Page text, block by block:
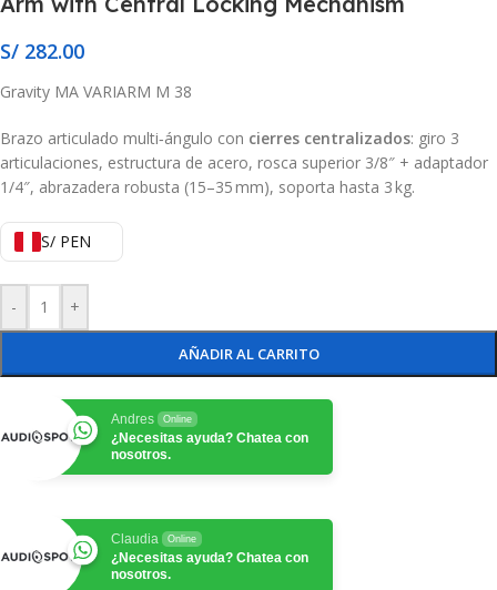
S/ 282.00
Gravity MA VARIARM M 38
Brazo articulado multi‑ángulo con cierres centralizados: giro 3
articulaciones, estructura de acero, rosca superior 3/8″ + adaptador
1/4″, abrazadera robusta (15–35 mm), soporta hasta 3 kg.
S/ PEN
- +
AÑADIR AL CARRITO
Andres Online
¿Necesitas ayuda? Chatea con
nosotros.
Claudia Online
¿Necesitas ayuda? Chatea con
nosotros.